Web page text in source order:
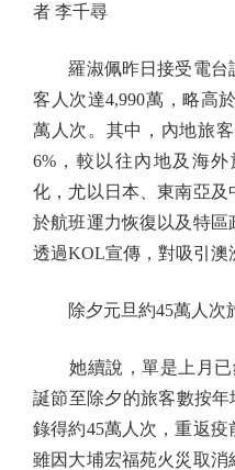
者 李千尋
羅淑佩昨日接受電台
客人次達4,990萬，略高
萬人次。其中，內地旅
6%，較以往內地及海
化，尤以日本、東南亞及
於航班運力恢復以及特
透過KOL宣傳，對吸引澳
除夕元旦約45萬人次
她續說，單是上月已
誕節至除夕的旅客數按年
錄得約45萬人次，重返疫
雖因大埔宏福苑火災取